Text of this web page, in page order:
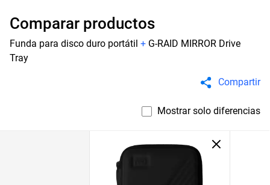
Comparar productos
Funda para disco duro portátil + G-RAID MIRROR Drive
Tray
Compartir
Mostrar solo diferencias